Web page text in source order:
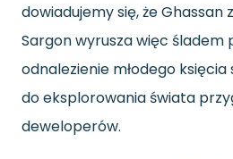
dowiadujemy się, że Ghassan
Sargon wyrusza więc śladem
odnalezienie młodego
do eksplorowania świata
deweloperów.